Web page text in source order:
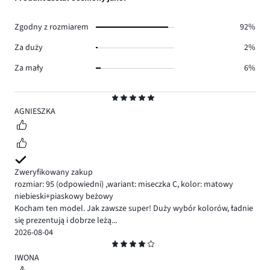
5
AGNIESZKA
Zweryfikowany zakup
rozmiar: 95 (odpowiedni) ,wariant: miseczka C, kolor: matowy
niebieski+piaskowy beżowy
Kocham ten model. Jak zawsze super! Duży wybór kolorów, ładnie
się prezentują i dobrze leżą...
2026-08-04
4
IWONA
Zgodny z rozmiarem
92%
Za duży
2%
Za mały
6%